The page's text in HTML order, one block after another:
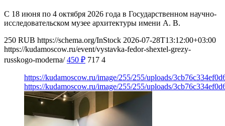
С 18 июня по 4 октября 2026 года в Государственном научно-
исследовательском музее архитектуры имени А. В.
250 RUB https://schema.org/InStock 2026-07-28T13:12:00+03:00
https://kudamoscow.ru/event/vystavka-fedor-shextel-grezy-
russkogo-moderna/ 450 ₽ 717 4
https://kudamoscow.ru/image/255/255/uploads/
https://kudamoscow.ru/image/255/255/uploads/